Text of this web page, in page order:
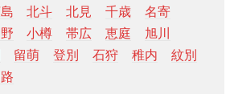
北斗 北見 千歳
名寄
小樽 帯広 恵庭
旭川
留萌 登別 石狩 稚内
紋別